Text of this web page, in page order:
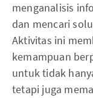
menganalisis
dan mencari
Aktivitas ini
kemampuan
untuk tidak
tetapi juga